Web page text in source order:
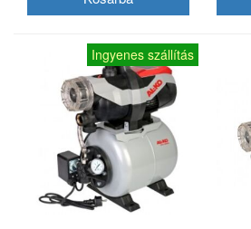
Ingyenes szállítás